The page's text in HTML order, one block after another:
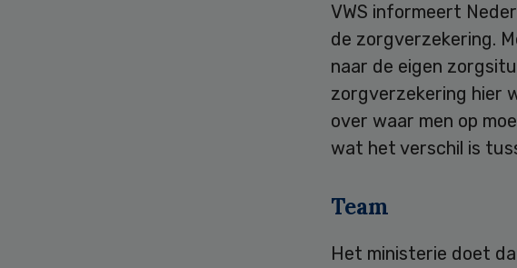
VWS informeert
de zorgverzekering.
naar de eigen
zorgverzekering hier
over waar men op
wat het verschil is
Team
Het ministerie doet